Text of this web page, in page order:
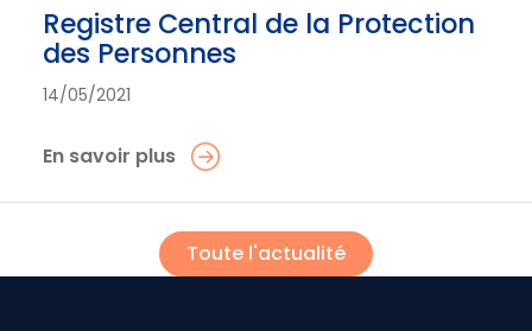
Registre Central de la Protection
des Personnes
14/05/2021
En savoir plus
Toute l'actualité